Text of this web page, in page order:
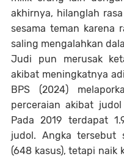
akhirnya, hilanglah
sesama teman karena
saling mengalahkan
Judi pun merusak
akibat meningkatnya
BPS (2024)
perceraian akibat
Pada 2019 terdapat
judol. Angka tersebut
(648 kasus), tetapi naik